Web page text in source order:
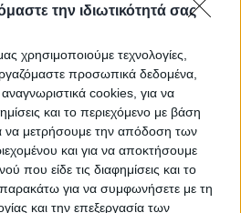
την ιδιωτικότητά σας
χρησιμοποιούμε τεχνολογίες,
προσωπικά δεδομένα,
cookies, για να
και το περιεχόμενο με βάση
να μετρήσουμε την απόδοση των
και για να αποκτήσουμε
που είδε τις διαφημίσεις και το
παρακάτω για να συμφωνήσετε με τη
και την επεξεργασία των
για την απόκτηση του
83 τ.μ.
Αλεξάνδρου & Δεληγιώργη,